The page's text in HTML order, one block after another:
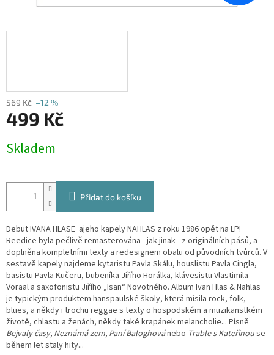
569 Kč –12 %
499 Kč
cena:
Skladem
Přidat do košíku
Debut IVANA HLASE ajeho kapely NAHLAS z roku 1986 opět na LP!
Reedice byla pečlivě remasterována - jak jinak - z originálních pásů, a
doplněna kompletními texty a redesignem obalu od původních tvůrců. V
sestavě kapely najdeme kytaristu Pavla Skálu, houslistu Pavla Cingla,
basistu Pavla Kučeru, bubeníka Jiřího Horálka, klávesistu Vlastimila
Voraal a saxofonistu Jiřího „Isan“ Novotného. Album Ivan Hlas & Nahlas
je typickým produktem hanspaulské školy, která mísila rock, folk,
blues, a někdy i trochu reggae s texty o hospodském a muzikanstkém
životě, chlastu a ženách, někdy také krapánek melancholie... Písně
Bejvaly časy, Neznámá zem, Paní Baloghovánebo Trable s Kateřinouse
během let staly hity...